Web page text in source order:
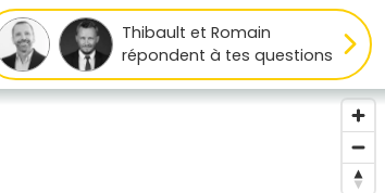
Thibault et Romain
répondent à tes questions